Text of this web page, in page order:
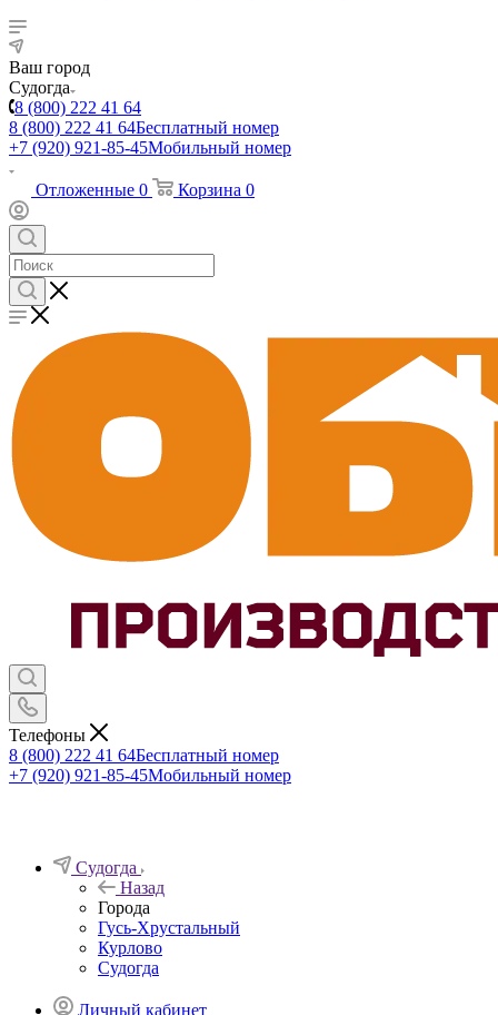
Ваш город
Судогда
8 (800) 222 41 64
8 (800) 222 41 64Бесплатный номер
+7 (920) 921-85-45Мобильный номер
Отложенные 0 Корзина 0
Телефоны
8 (800) 222 41 64Бесплатный номер
+7 (920) 921-85-45Мобильный номер
Судогда
Назад
Города
Гусь-Хрустальный
Курлово
Судогда
Личный кабинет